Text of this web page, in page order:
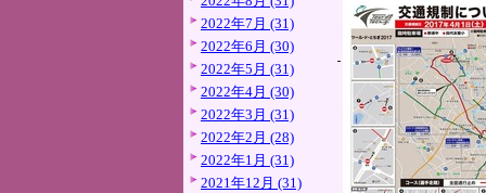
2022年7月 (31)
2022年6月 (30)
2022年5月 (31)
2022年4月 (30)
2022年3月 (31)
2022年2月 (28)
2022年1月 (31)
2021年12月 (31)